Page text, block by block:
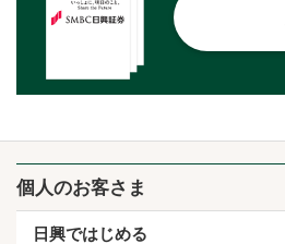
個人のお客さま
日興ではじめる